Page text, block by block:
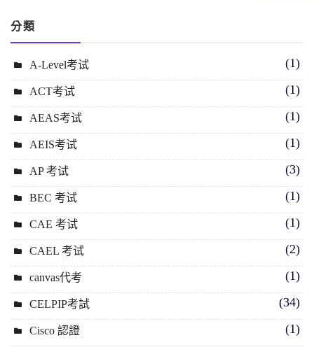
分類
A-Level考试 (1)
ACT考试 (1)
AEAS考试 (1)
AEIS考试 (1)
AP 考试 (3)
BEC 考试 (1)
CAE 考试 (1)
CAEL 考试 (2)
canvas代考 (1)
CELPIP考試 (34)
Cisco 認證 (1)